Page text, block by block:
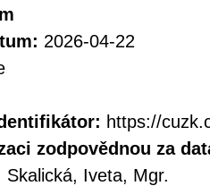
2026-04-22
https://
zodpovědnou za
Skalická, Iveta, Mgr.